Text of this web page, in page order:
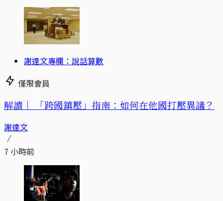
謝達文專欄：說話算數
僅限會員
解讀｜ 「跨國鎮壓」指南：如何在他國打壓異議？
謝達文
7 小時前